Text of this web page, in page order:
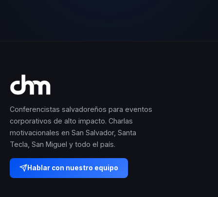
Conferencistas salvadoreños para eventos
corporativos de alto impacto. Charlas
motivacionales en San Salvador, Santa
Tecla, San Miguel y todo el país.
Hablar con nuestro equipo